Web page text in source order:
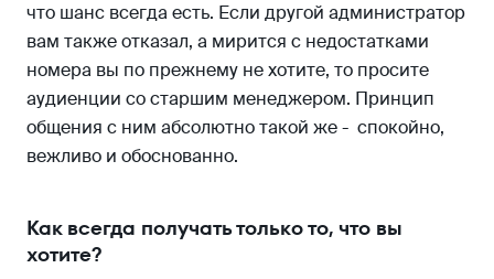
что шанс всегда есть. Если другой администратор
вам также отказал, а мирится с недостатками
номера вы по прежнему не хотите, то просите
аудиенции со старшим менеджером. Принцип
общения с ним абсолютно такой же - спокойно,
вежливо и обоснованно.
Как всегда получать только то, что вы
хотите?